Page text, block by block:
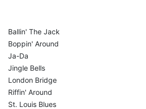
Ballin' The Jack
Boppin' Around
Ja-Da
Jingle Bells
London Bridge
Riffin' Around
St. Louis Blues